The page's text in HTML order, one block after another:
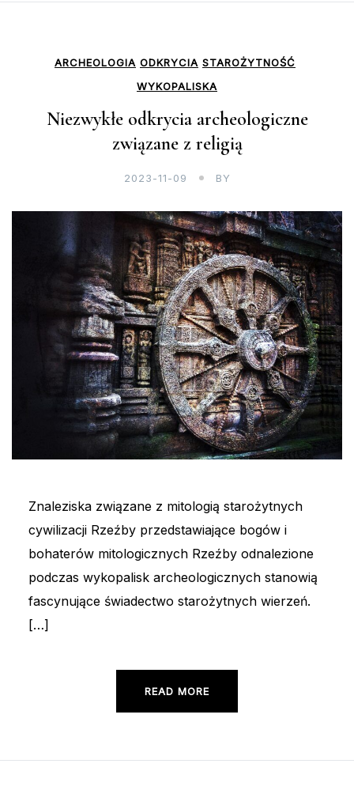
ARCHEOLOGIA ODKRYCIA STAROŻYTNOŚĆ
WYKOPALISKA
Niezwykłe odkrycia archeologiczne
związane z religią
2023-11-09 BY
Znaleziska związane z mitologią starożytnych
cywilizacji Rzeźby przedstawiające bogów i
bohaterów mitologicznych Rzeźby odnalezione
podczas wykopalisk archeologicznych stanowią
fascynujące świadectwo starożytnych wierzeń.
[…]
READ MORE